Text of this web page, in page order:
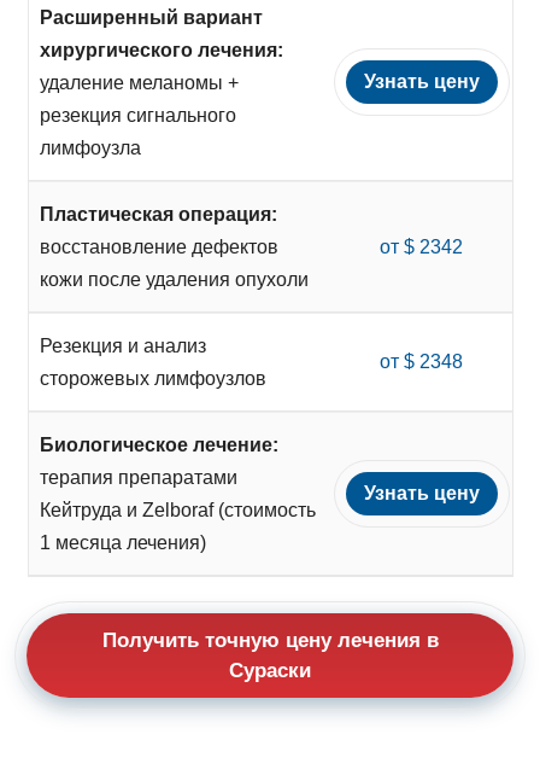
Расширенный вариант
хирургического лечения:
удаление меланомы +
резекция сигнального
лимфоузла
Узнать цену
Пластическая операция:
восстановление дефектов
кожи после удаления опухоли
от $ 2342
Резекция и анализ
сторожевых лимфоузлов
от $ 2348
Биологическое лечение:
терапия препаратами
Кейтруда и Zelboraf (стоимость
1 месяца лечения)
Узнать цену
Получить точную цену лечения в
Сураски